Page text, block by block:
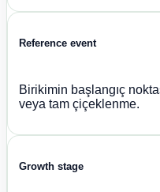
Reference event
Birikimin başlangıç
veya tam çiçeklenme.
Growth stage